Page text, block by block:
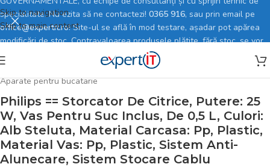
Skip to navigation
Skip to main content
specialitate. Nu ezita să ne contactezi! 0365 916, sau prin email pe
office@expertit.ro! Site-ul se află în mod testare, așadar pot apărea
modificări de stoc. Contravaloarea produsele plătite, fără stoc, se vor
rambursa în totalitate.
Prima pagină
Magazin online/ Electrocasnice mici
Aparate pentru bucatarie
Philips == Storcator De Citrice, Putere: 25
W, Vas Pentru Suc Inclus, De 0,5 L, Culori:
Alb Steluta, Material Carcasa: Pp, Plastic,
Material Vas: Pp, Plastic, Sistem Anti-
Alunecare, Sistem Stocare Cablu